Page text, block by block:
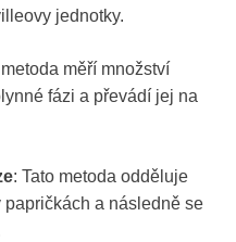
jednotky.
metoda měří množství
fázi a převádí jej na
: Tato metoda odděluje
a následně se